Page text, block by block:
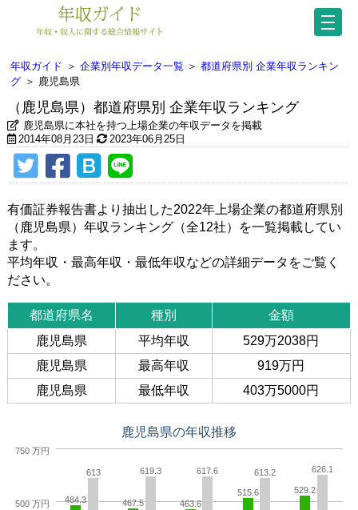
年収ガイド ＞ 企業別年収データ一覧 ＞ 都道府県別 企業年収ランキン
グ ＞ 鹿児島県
（鹿児島県）都道府県別 企業年収ランキング
鹿児島県に本社を持つ上場企業の年収データを掲載
2014年08月23日
2023年06月25日
有価証券報告書より抽出した2022年上場企業の都道府県別
（鹿児島県）年収ランキング（全12社）を一覧掲載してい
ます。
平均年収・最高年収・最低年収などの詳細データをご覧く
ださい。
都道府県名 種別
金額
鹿児島県
平均年収
529万2038円
鹿児島県
最高年収
919万円
鹿児島県
最低年収 403万5000円
鹿児島県の年収推移
484.3 467.5 463.6
515.6 529.2
613 619.3 617.6 613.2 626.1
500 万円
750 万円